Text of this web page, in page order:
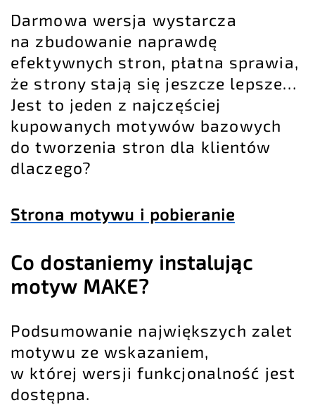
Darmowa wersja wystarcza
na zbudowanie naprawdę
efektywnych stron, płatna sprawia,
że strony stają się jeszcze lepsze…
Jest to jeden z najczęściej
kupowanych motywów bazowych
do tworzenia stron dla klientów
dlaczego?
Strona motywu i pobieranie
Co dostaniemy instalując
motyw MAKE?
Podsumowanie największych zalet
motywu ze wskazaniem,
w której wersji funkcjonalność jest
dostępna.